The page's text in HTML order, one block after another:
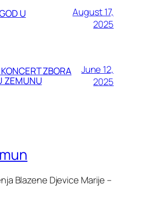
U
August 17,
2025
ZBORA
ZEMUNU
June 12,
2025
Blazene Djevice Marije –